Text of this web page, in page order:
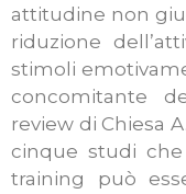
attitudine non
riduzione
stimoli
concomitante
review di Chiesa
cinque studi
training può